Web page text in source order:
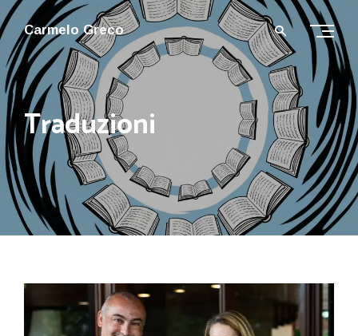
Carmelo Greco
Traduzioni